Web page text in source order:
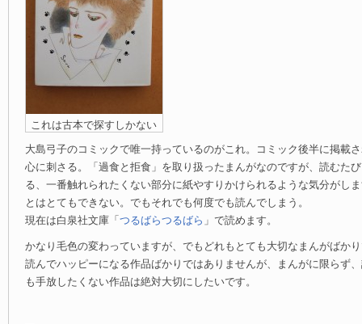
これは古本で探すしかない
大島弓子のコミックで唯一持っているのがこれ。コミック後半に掲載
心に刺さる。「過食と拒食」を取り扱ったまんがなのですが、読むた
る、一番触れられたくない部分に紙やすりかけられるような気分がし
とはとてもできない。でもそれでも何度でも読んでしまう。
現在は白泉社文庫「 つるばらつるばら 」で読めます。
かなり毛色の変わっていますが、でもどれもとても大切なまんがばか
読んでハッピーになる作品ばかりではありませんが、まんがに限らず
も手放したくない作品は絶対大切にしたいです。